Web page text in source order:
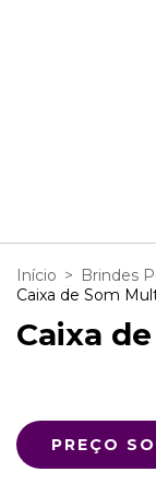
Início > Brindes
Caixa de Som
Caixa